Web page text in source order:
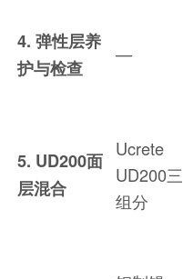
4. 弹性层养
护与检查
—
5. UD200面
层混合
Ucrete
UD200三
组分